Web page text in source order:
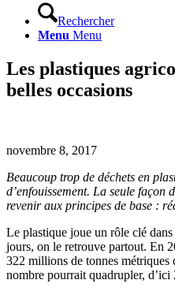
Rechercher
Menu Menu
Les plastiques
belles occasions
novembre 8, 2017
Beaucoup trop de déchets en
d’enfouissement. La seule façon
revenir aux principes de base :
Le plastique joue un rôle clé
jours, on le retrouve partout. En
322 millions de tonnes métriques
nombre pourrait quadrupler, d’ici